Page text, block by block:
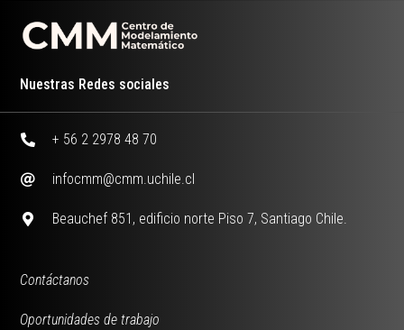
Nuestras Redes sociales
+ 56 2 2978 48 70
infocmm@cmm.uchile.cl
Beauchef 851, edificio norte Piso 7, Santiago Chile.
Contáctanos
Oportunidades de trabajo